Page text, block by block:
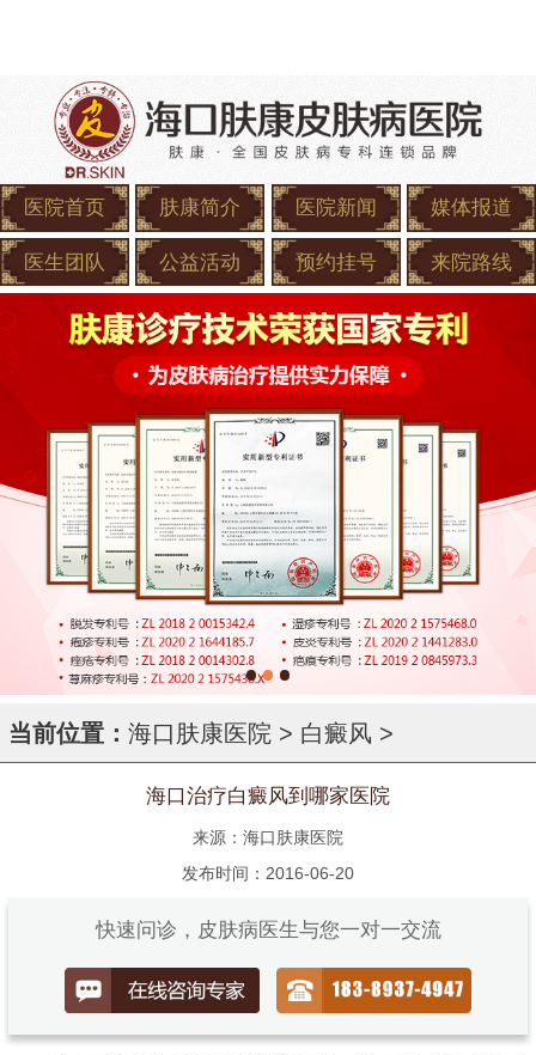
医院首页 肤康简介 医院新闻 媒体报道
医生团队 公益活动 预约挂号 来院路线
当前位置： 海口肤康医院 > 白癜风 >
海口治疗白癜风到哪家医院
来源：海口肤康医院
发布时间：2016-06-20
快速问诊，皮肤病医生与您一对一交流